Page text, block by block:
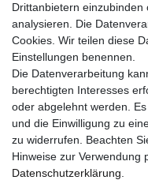
Drittanbietern
analysieren. Die
Cookies. Wir teilen diese
Einstellungen benennen.
Die Datenverarbeitung
berechtigten Interesses
oder abgelehnt werden.
und die Einwilligung zu
zu widerrufen. Beachten
Hinweise zur Verwendung
Daten­schutz­erklärung